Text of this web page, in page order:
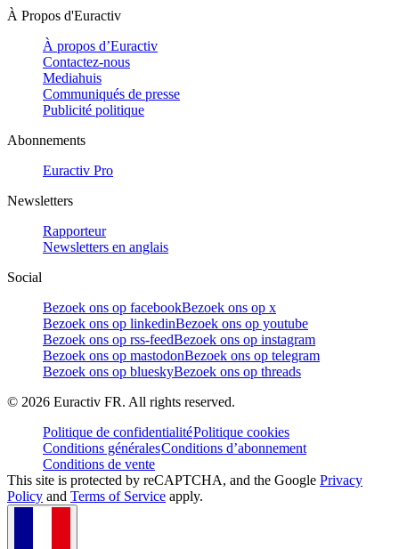
À Propos d'Euractiv
À propos d’Euractiv
Contactez-nous
Mediahuis
Communiqués de presse
Publicité politique
Abonnements
Euractiv Pro
Newsletters
Rapporteur
Newsletters en anglais
Social
Bezoek ons op facebookBezoek ons op x
Bezoek ons op linkedinBezoek ons op youtube
Bezoek ons op rss-feedBezoek ons op instagram
Bezoek ons op mastodonBezoek ons op telegram
Bezoek ons op blueskyBezoek ons op threads
© 2026 Euractiv FR. All rights reserved.
Politique de confidentialitéPolitique cookies
Conditions généralesConditions d’abonnement
Conditions de vente
This site is protected by reCAPTCHA, and the Google Privacy
Policy and Terms of Service apply.